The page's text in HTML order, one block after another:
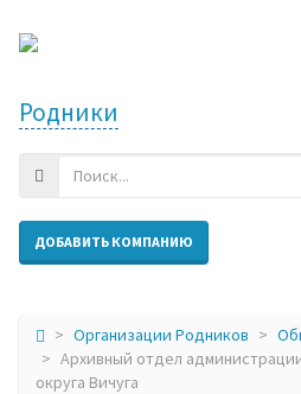
Родники
ДОБАВИТЬ КОМПАНИЮ
Организации Родников
Архивный отдел
округа Вичуга